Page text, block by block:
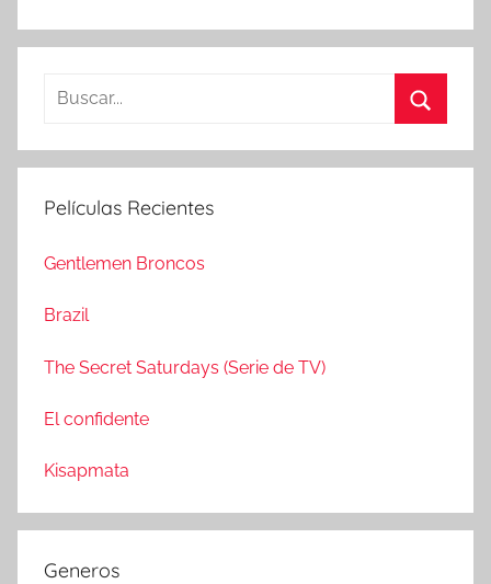
s
a
:
u
Películas Recientes
Gentlemen Broncos
Brazil
The Secret Saturdays (Serie de TV)
El confidente
Kisapmata
Generos